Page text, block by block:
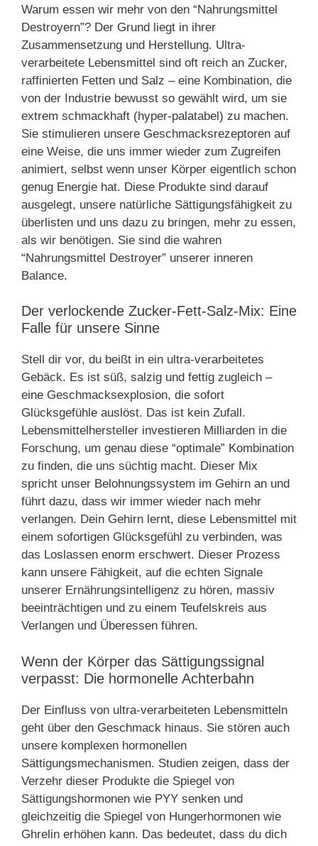
Warum essen wir mehr von den “Nahrungsmittel
Destroyern”? Der Grund liegt in ihrer
Zusammensetzung und Herstellung. Ultra-
verarbeitete Lebensmittel sind oft reich an Zucker,
raffinierten Fetten und Salz – eine Kombination, die
von der Industrie bewusst so gewählt wird, um sie
extrem schmackhaft (hyper-palatabel) zu machen.
Sie stimulieren unsere Geschmacksrezeptoren auf
eine Weise, die uns immer wieder zum Zugreifen
animiert, selbst wenn unser Körper eigentlich schon
genug Energie hat. Diese Produkte sind darauf
ausgelegt, unsere natürliche Sättigungsfähigkeit zu
überlisten und uns dazu zu bringen, mehr zu essen,
als wir benötigen. Sie sind die wahren
“Nahrungsmittel Destroyer” unserer inneren
Balance.
Der verlockende Zucker-Fett-Salz-Mix: Eine
Falle für unsere Sinne
Stell dir vor, du beißt in ein ultra-verarbeitetes
Gebäck. Es ist süß, salzig und fettig zugleich –
eine Geschmacksexplosion, die sofort
Glücksgefühle auslöst. Das ist kein Zufall.
Lebensmittelhersteller investieren Milliarden in die
Forschung, um genau diese “optimale” Kombination
zu finden, die uns süchtig macht. Dieser Mix
spricht unser Belohnungssystem im Gehirn an und
führt dazu, dass wir immer wieder nach mehr
verlangen. Dein Gehirn lernt, diese Lebensmittel mit
einem sofortigen Glücksgefühl zu verbinden, was
das Loslassen enorm erschwert. Dieser Prozess
kann unsere Fähigkeit, auf die echten Signale
unserer Ernährungsintelligenz zu hören, massiv
beeinträchtigen und zu einem Teufelskreis aus
Verlangen und Überessen führen.
Wenn der Körper das Sättigungssignal
verpasst: Die hormonelle Achterbahn
Der Einfluss von ultra-verarbeiteten Lebensmitteln
geht über den Geschmack hinaus. Sie stören auch
unsere komplexen hormonellen
Sättigungsmechanismen. Studien zeigen, dass der
Verzehr dieser Produkte die Spiegel von
Sättigungshormonen wie PYY senken und
gleichzeitig die Spiegel von Hungerhormonen wie
Ghrelin erhöhen kann. Das bedeutet, dass du dich